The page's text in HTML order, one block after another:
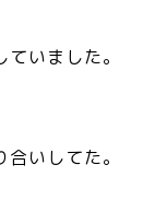
いました。
いしてた。